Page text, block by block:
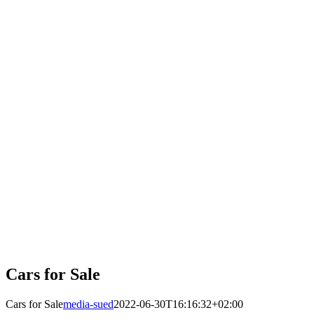
Cars for Sale
Cars for Salemedia-sued2022-06-30T16:16:32+02:00